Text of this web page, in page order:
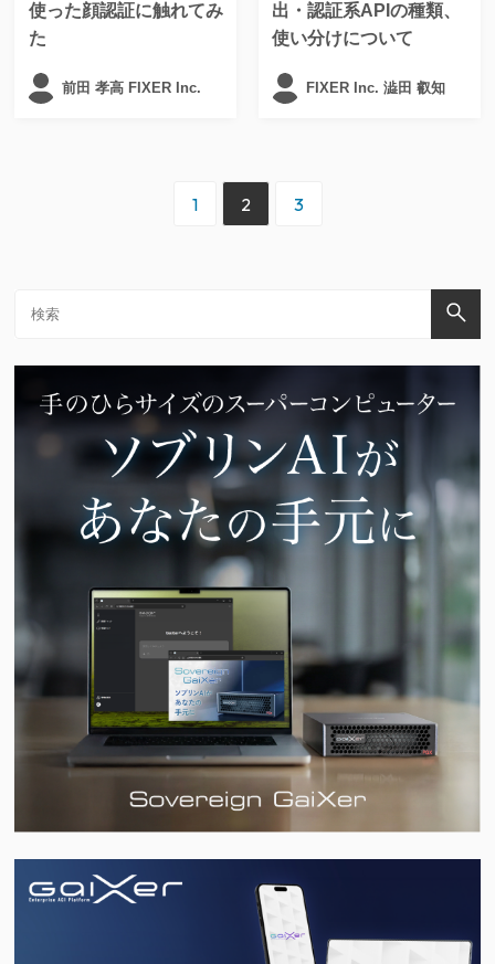
使った顔認証に触れてみ
た
前田 孝高 FIXER Inc.
出・認証系APIの種類、
使い分けについて
FIXER Inc. 澁田 叡知
1 2 3